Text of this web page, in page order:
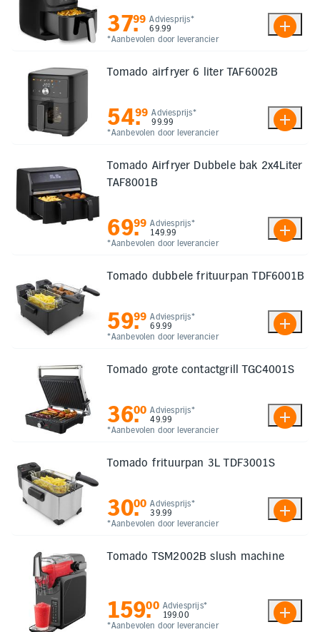
Adviesprijs*
69.99
*Aanbevolen door leverancier
37.
99
Tomado airfryer 6 liter TAF6002B
Adviesprijs*
99.99
*Aanbevolen door leverancier
54.
99
Tomado Airfryer Dubbele bak 2x4Liter
TAF8001B
Adviesprijs*
149.99
*Aanbevolen door leverancier
69.
99
Tomado dubbele frituurpan TDF6001B
Adviesprijs*
69.99
*Aanbevolen door leverancier
59.
99
Tomado grote contactgrill TGC4001S
Adviesprijs*
49.99
*Aanbevolen door leverancier
36.
00
Tomado frituurpan 3L TDF3001S
Adviesprijs*
39.99
*Aanbevolen door leverancier
30.
00
Tomado TSM2002B slush machine
Adviesprijs*
199.00
*Aanbevolen door leverancier
159.
00